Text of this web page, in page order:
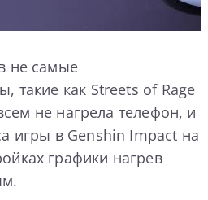
не самые
такие как Streets of Rage
не нагрела телефон, и
игры в Genshin Impact на
графики нагрев